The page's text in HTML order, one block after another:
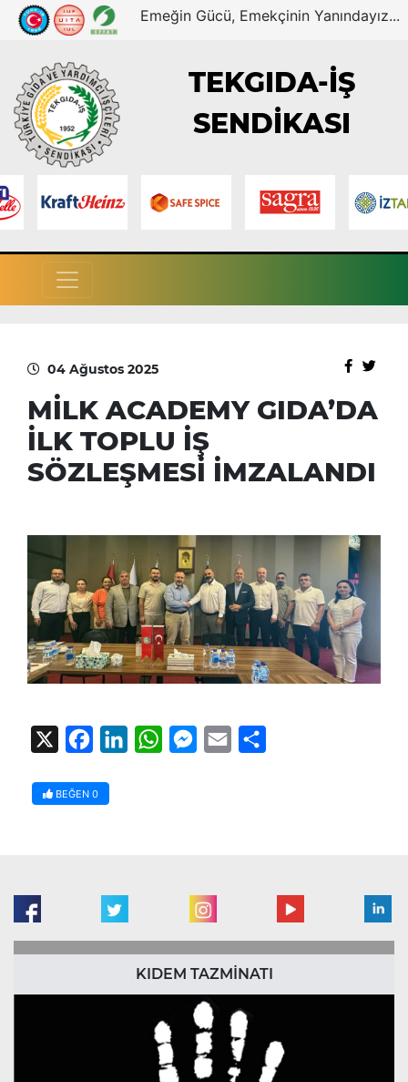
Emeğin Gücü, Emekçinin Yanındayız...
TEKGIDA-İŞ
SENDİKASI
04 Ağustos 2025
MİLK ACADEMY GIDA’DA
İLK TOPLU İŞ
SÖZLEŞMESİ İMZALANDI
FacebookLinkedInWhatsAppMessenger
Email
BEĞEN 0
KIDEM TAZMİNATI